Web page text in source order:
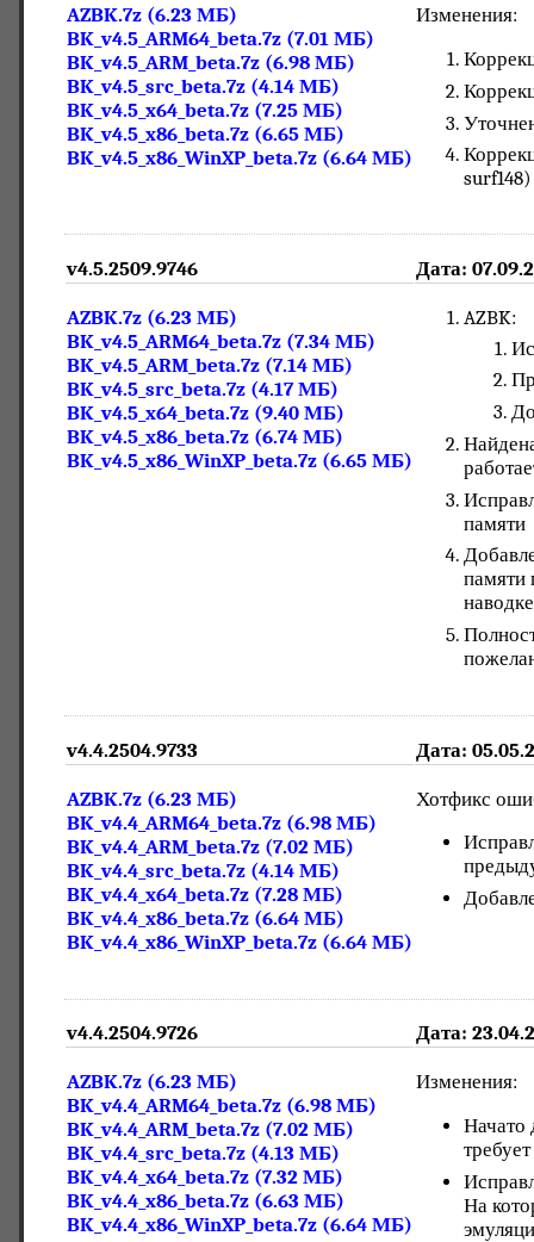
AZBK.7z (6.23 МБ)
BK_v4.5_ARM64_beta.7z (7.01 МБ)
BK_v4.5_ARM_beta.7z (6.98 МБ)
BK_v4.5_src_beta.7z (4.14 МБ)
BK_v4.5_x64_beta.7z (7.25 МБ)
BK_v4.5_x86_beta.7z (6.65 МБ)
BK_v4.5_x86_WinXP_beta.7z (6.64 МБ)
Изменения:
surf148)
v4.5.2509.9746 Дата:
AZBK.7z (6.23 МБ)
BK_v4.5_ARM64_beta.7z (7.34 МБ)
BK_v4.5_ARM_beta.7z (7.14 МБ)
BK_v4.5_src_beta.7z (4.17 МБ)
BK_v4.5_x64_beta.7z (9.40 МБ)
BK_v4.5_x86_beta.7z (6.74 МБ)
BK_v4.5_x86_WinXP_beta.7z (6.65 МБ)
AZBK:
памяти
памяти
v4.4.2504.9733 Дата:
AZBK.7z (6.23 МБ)
BK_v4.4_ARM64_beta.7z (6.98 МБ)
BK_v4.4_ARM_beta.7z (7.02 МБ)
BK_v4.4_src_beta.7z (4.14 МБ)
BK_v4.4_x64_beta.7z (7.28 МБ)
BK_v4.4_x86_beta.7z (6.64 МБ)
BK_v4.4_x86_WinXP_beta.7z (6.64 МБ)
Хотфикс
v4.4.2504.9726 Дата:
AZBK.7z (6.23 МБ)
BK_v4.4_ARM64_beta.7z (6.98 МБ)
BK_v4.4_ARM_beta.7z (7.02 МБ)
BK_v4.4_src_beta.7z (4.13 МБ)
BK_v4.4_x64_beta.7z (7.32 МБ)
BK_v4.4_x86_beta.7z (6.63 МБ)
BK_v4.4_x86_WinXP_beta.7z (6.64 МБ)
Изменения:
Начато
На